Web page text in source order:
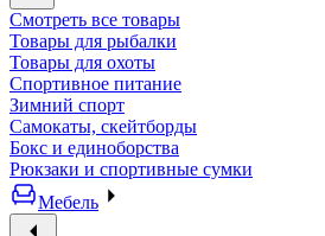
Смотреть все товары
Товары для рыбалки
Товары для охоты
Спортивное питание
Зимний спорт
Самокаты, скейтборды
Бокс и единоборства
Рюкзаки и спортивные сумки
Мебель